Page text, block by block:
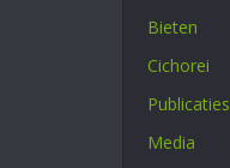
Bieten
Cichorei
Publicaties
Media